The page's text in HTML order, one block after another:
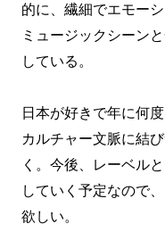
的に、繊細でエモー
ミュージックシーン
している。
日本が好きで年に何
カルチャー文脈に結
く。今後、レーベル
していく予定なので
欲しい。